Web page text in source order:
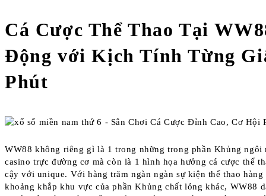
Cá Cược Thể Thao Tại
Động với Kịch Tính Từng
Phút
WW88 không riêng gì là 1 trong những trong phần Khủng ngôi
casino trực đường cơ mà còn là 1 hình họa hưởng cá cược thể
cậy với unique. Với hàng trăm ngàn ngàn sự kiện thể thao
khoảng khắp khu vực của phần Khủng chất lỏng khác, WW88